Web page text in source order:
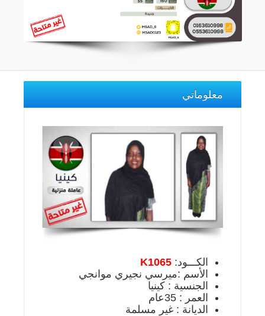
معلوماتي
الكـــود: K1065
الأسم :ميرسي نجيري موانجي
الجنسية : كينيا
العمر : 35عام
الديانة : غير مسلمة